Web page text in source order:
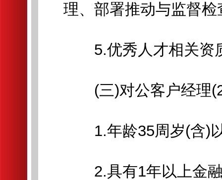
理、部署推动与监督检
5.优秀人才相关资
(三)对公客户经理
1.年龄35周岁(含)以
2.具有1年以上金融